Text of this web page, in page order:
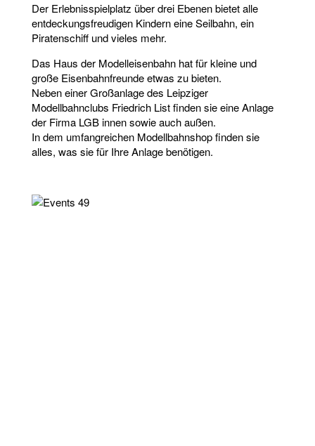
Der Erlebnisspielplatz über drei Ebenen bietet alle
entdeckungsfreudigen Kindern eine Seilbahn, ein
Piratenschiff und vieles mehr.
Das Haus der Modelleisenbahn hat für kleine und
große Eisenbahnfreunde etwas zu bieten.
Neben einer Großanlage des Leipziger
Modellbahnclubs Friedrich List finden sie eine Anlage
der Firma LGB innen sowie auch außen.
In dem umfangreichen Modellbahnshop finden sie
alles, was sie für Ihre Anlage benötigen.